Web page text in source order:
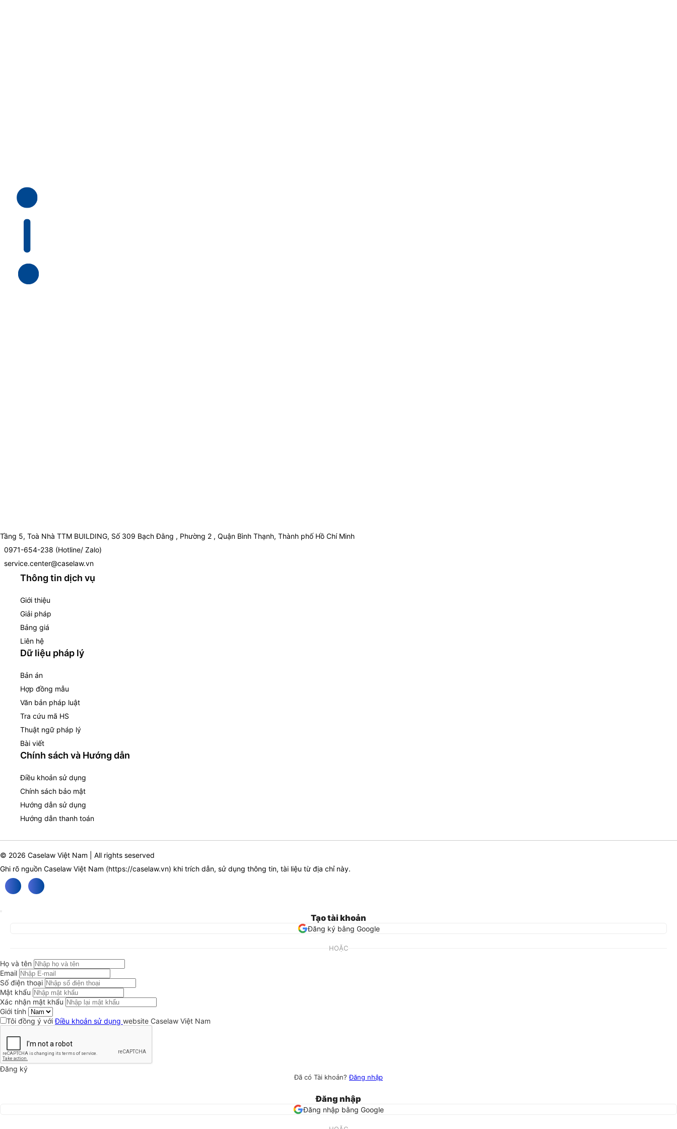
Tầng 5, Toà Nhà TTM BUILDING, Số 309 Bạch Đằng , Phường 2 , Quận Bình Thạnh, Thành phố Hồ Chí Minh
0971-654-238 (Hotline/ Zalo)
service.center@caselaw.vn
Thông tin dịch vụ
Giới thiệu
Giải pháp
Bảng giá
Liên hệ
Dữ liệu pháp lý
Bản án
Hợp đồng mẫu
Văn bản pháp luật
Tra cứu mã HS
Thuật ngữ pháp lý
Bài viết
Chính sách và Hướng dẫn
Điều khoản sử dụng
Chính sách bảo mật
Hướng dẫn sử dụng
Hướng dẫn thanh toán
© 2026 Caselaw Việt Nam | All rights seserved
Ghi rõ nguồn Caselaw Việt Nam (https://caselaw.vn) khi trích dẫn, sử dụng thông tin, tài liệu từ địa chỉ này.
Tạo tài khoản
Đăng ký bằng Google
HOẶC
Họ và tên
Email
Số điện thoại
Mật khẩu
Xác nhận mật khẩu
Giới tính
Tôi đồng ý vớiĐiều khoản sử dụng website Caselaw Việt Nam
Đăng ký
Đã có Tài khoản?Đăng nhập
Đăng nhập
Đăng nhập bằng Google